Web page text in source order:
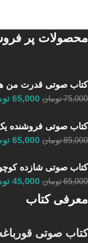
محصولات پر
کتاب صوتی قدرت من
75,000 تومان 65,000
کتاب صوتی فروشنده
85,000 تومان 65,000
کتاب صوتی شازده
65,000 تومان 45,000
معرفی کتاب
کتاب صوتی